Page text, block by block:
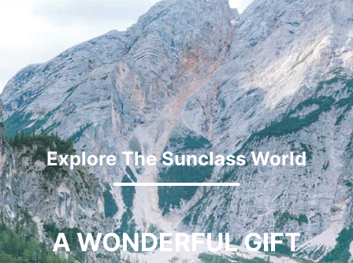
Explore The Sunclass World
A WONDERFUL GIFT